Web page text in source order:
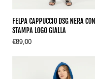
FELPA CAPPUCCIO DSG NERA CON
STAMPA LOGO GIALLA
€89,00